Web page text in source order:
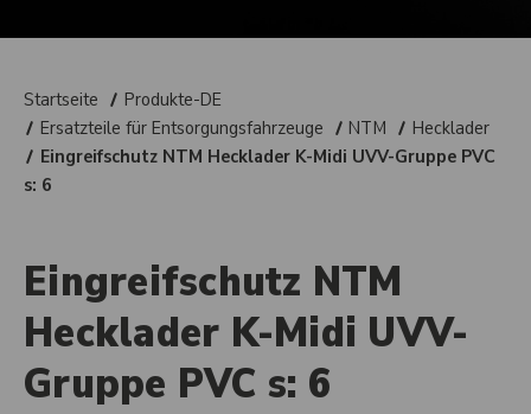
Startseite
Produkte-DE
Ersatzteile für Entsorgungsfahrzeuge
NTM
Hecklader
Eingreifschutz NTM Hecklader K-Midi UVV-Gruppe PVC
s: 6
Eingreifschutz NTM
Hecklader K-Midi UVV-
Gruppe PVC s: 6